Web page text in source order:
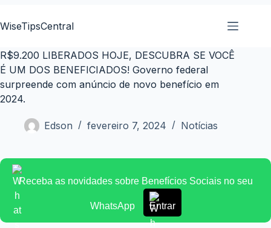
para
conteúdo
WiseTipsCentral
R$9.200 LIBERADOS HOJE, DESCUBRA SE VOCÊ
É UM DOS BENEFICIADOS! Governo federal
surpreende com anúncio de novo benefício em
2024.
Edson fevereiro 7, 2024 Notícias
Receba as novidades sobre Benefícios Sociais no seu
WhatsApp Entrar